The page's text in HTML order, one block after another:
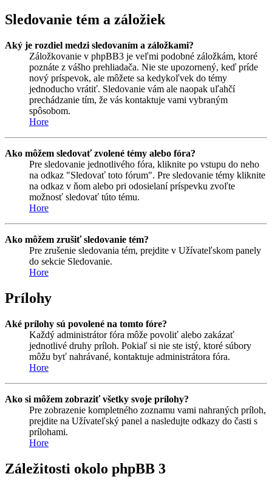
Sledovanie tém a záložiek
Aký je rozdiel medzi sledovaním a záložkami?
Záložkovanie v phpBB3 je veľmi podobné záložkám, ktoré
poznáte z vášho prehliadača. Nie ste upozornený, keď príde
nový príspevok, ale môžete sa kedykoľvek do témy
jednoducho vrátiť. Sledovanie vám ale naopak uľahčí
prechádzanie tím, že vás kontaktuje vami vybraným
spôsobom.
Hore
Ako môžem sledovať zvolené témy alebo fóra?
Pre sledovanie jednotlivého fóra, kliknite po vstupu do neho
na odkaz "Sledovať toto fórum". Pre sledovanie témy kliknite
na odkaz v ňom alebo pri odosielaní príspevku zvoľte
možnosť sledovať túto tému.
Hore
Ako môžem zrušiť sledovanie tém?
Pre zrušenie sledovania tém, prejdite v Užívateľskom panely
do sekcie Sledovanie.
Hore
Prílohy
Aké prílohy sú povolené na tomto fóre?
Každý administrátor fóra môže povoliť alebo zakázať
jednotlivé druhy príloh. Pokiaľ si nie ste istý, ktoré súbory
môžu byť nahrávané, kontaktuje administrátora fóra.
Hore
Ako si môžem zobraziť všetky svoje prílohy?
Pre zobrazenie kompletného zoznamu vami nahraných príloh,
prejdite na Užívateľský panel a nasledujte odkazy do časti s
prílohami.
Hore
Záležitosti okolo phpBB 3